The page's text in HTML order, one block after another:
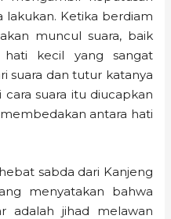
lakukan. Ketika berdiam
muncul suara, baik
kecil yang sangat
suara dan tutur katanya
suara itu diucapkan
antara hati
sabda dari Kanjeng
menyatakan bahwa
adalah jihad melawan